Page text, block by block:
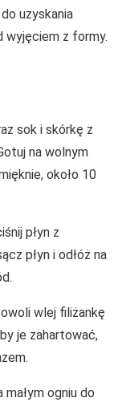
uzyskania
wyjęciem z formy.
sok i skórkę z
na wolnym
około 10
płyn z
płyn i odłóż na
wlej filiżankę
je zahartować,
ogniu do